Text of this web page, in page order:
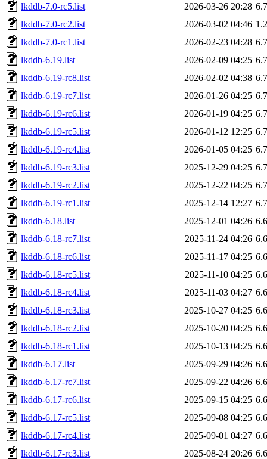
lkddb-7.0-rc5.list
2026-03-26 20:28
lkddb-7.0-rc2.list
2026-03-02 04:46
lkddb-7.0-rc1.list
2026-02-23 04:28
lkddb-6.19.list
2026-02-09 04:25
lkddb-6.19-rc8.list
2026-02-02 04:38
lkddb-6.19-rc7.list
2026-01-26 04:25
lkddb-6.19-rc6.list
2026-01-19 04:25
lkddb-6.19-rc5.list
2026-01-12 12:25
lkddb-6.19-rc4.list
2026-01-05 04:25
lkddb-6.19-rc3.list
2025-12-29 04:25
lkddb-6.19-rc2.list
2025-12-22 04:25
lkddb-6.19-rc1.list
2025-12-14 12:27
lkddb-6.18.list
2025-12-01 04:26
lkddb-6.18-rc7.list
2025-11-24 04:26
lkddb-6.18-rc6.list
2025-11-17 04:25
lkddb-6.18-rc5.list
2025-11-10 04:25
lkddb-6.18-rc4.list
2025-11-03 04:27
lkddb-6.18-rc3.list
2025-10-27 04:25
lkddb-6.18-rc2.list
2025-10-20 04:25
lkddb-6.18-rc1.list
2025-10-13 04:25
lkddb-6.17.list
2025-09-29 04:26
lkddb-6.17-rc7.list
2025-09-22 04:26
lkddb-6.17-rc6.list
2025-09-15 04:25
lkddb-6.17-rc5.list
2025-09-08 04:25
lkddb-6.17-rc4.list
2025-09-01 04:27
lkddb-6.17-rc3.list
2025-08-24 20:26